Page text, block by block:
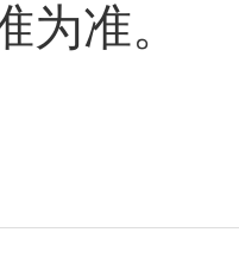
为准。